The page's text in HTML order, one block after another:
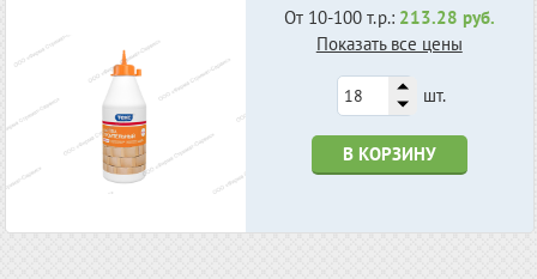
От 10-100 т.р.: 213.28 руб.
Показать все цены
шт.
В КОРЗИНУ